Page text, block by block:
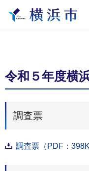
令和５年度横
調査票
調査票（PDF：